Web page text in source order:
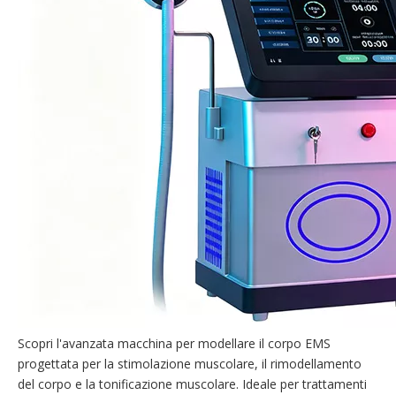
Scopri l'avanzata macchina per modellare il corpo EMS
progettata per la stimolazione muscolare, il rimodellamento
del corpo e la tonificazione muscolare. Ideale per trattamenti